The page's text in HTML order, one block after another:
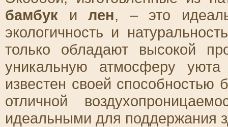
бамбук и лен, – это
экологичность и
только обладают высокой
уникальную атмосферу
известен своей способностью
отличной
идеальными для поддержания